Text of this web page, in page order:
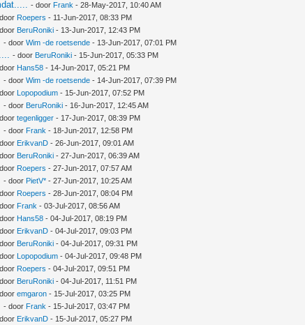
- door Frank - 28-May-2017, 10:40 AM
Roepers - 11-Jun-2017, 08:33 PM
BeruRoniki - 13-Jun-2017, 12:43 PM
- doorWim -de roetsende - 13-Jun-2017, 07:01 PM
- door BeruRoniki - 15-Jun-2017, 05:33 PM
Hans58 - 14-Jun-2017, 05:21 PM
- doorWim -de roetsende - 14-Jun-2017, 07:39 PM
Lopopodium - 15-Jun-2017, 07:52 PM
- door BeruRoniki - 16-Jun-2017, 12:45 AM
tegenligger - 17-Jun-2017, 08:39 PM
- door Frank - 18-Jun-2017, 12:58 PM
ErikvanD - 26-Jun-2017, 09:01 AM
BeruRoniki - 27-Jun-2017, 06:39 AM
Roepers - 27-Jun-2017, 07:57 AM
- door PietV* - 27-Jun-2017, 10:25 AM
Roepers - 28-Jun-2017, 08:04 PM
Frank - 03-Jul-2017, 08:56 AM
Hans58 - 04-Jul-2017, 08:19 PM
ErikvanD - 04-Jul-2017, 09:03 PM
BeruRoniki - 04-Jul-2017, 09:31 PM
Lopopodium - 04-Jul-2017, 09:48 PM
Roepers - 04-Jul-2017, 09:51 PM
BeruRoniki - 04-Jul-2017, 11:51 PM
emgaron - 15-Jul-2017, 03:25 PM
- door Frank - 15-Jul-2017, 03:47 PM
ErikvanD - 15-Jul-2017, 05:27 PM